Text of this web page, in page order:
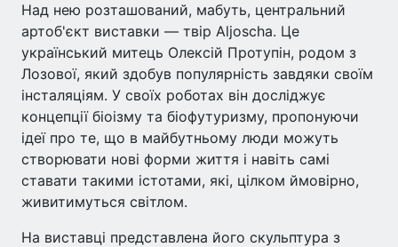
Над нею розташований, мабуть, центральний
артоб'єкт виставки — твір Aljoscha. Це
український митець Олексій Протупін, родом з
Лозової, який здобув популярність завдяки своїм
інсталяціям. У своїх роботах він досліджує
концепції біоізму та біофутуризму, пропонуючи
ідеї про те, що в майбутньому люди можуть
створювати нові форми життя і навіть самі
ставати такими істотами, які, цілком ймовірно,
живитимуться світлом.
На виставці представлена його скульптура з